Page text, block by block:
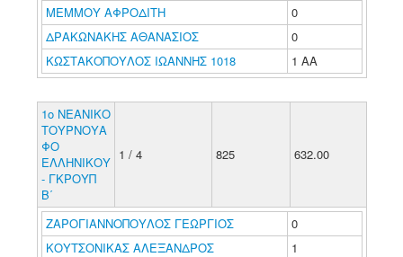
ΜΕΜΜΟΥ ΑΦΡΟΔΙΤΗ
0
ΔΡΑΚΩΝΑΚΗΣ ΑΘΑΝΑΣΙΟΣ
0
ΚΩΣΤΑΚΟΠΟΥΛΟΣ ΙΩΑΝΝΗΣ 1018
1 ΑΑ
1ο ΝΕΑΝΙΚΟ
ΤΟΥΡΝΟΥΑ
ΦΟ
ΕΛΛΗΝΙΚΟΥ
- ΓΚΡΟΥΠ
Β΄
1 / 4 825 632.00
ΖΑΡΟΓΙΑΝΝΟΠΟΥΛΟΣ ΓΕΩΡΓΙΟΣ
0
ΚΟΥΤΣΟΝΙΚΑΣ ΑΛΕΞΑΝΔΡΟΣ
1